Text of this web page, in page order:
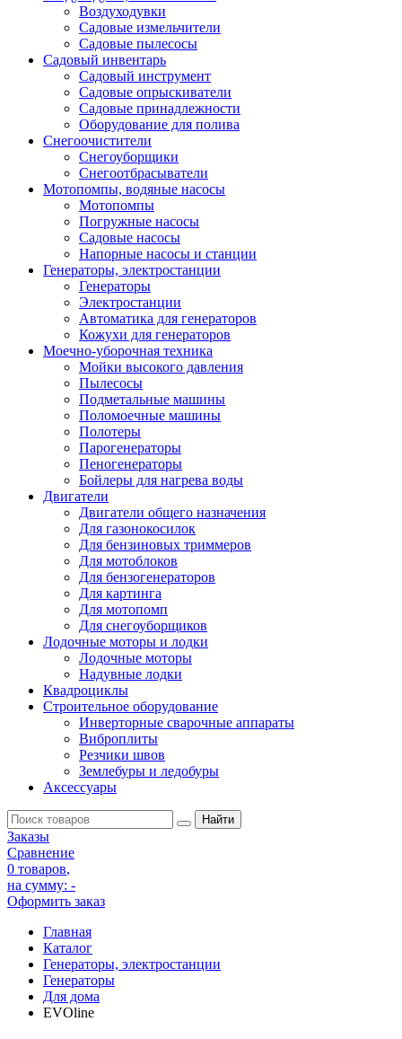
Воздуходувки
Садовые измельчители
Садовые пылесосы
Садовый инвентарь
Садовый инструмент
Садовые опрыскиватели
Садовые принадлежности
Оборудование для полива
Снегоочистители
Снегоуборщики
Снегоотбрасыватели
Мотопомпы, водяные насосы
Мотопомпы
Погружные насосы
Садовые насосы
Напорные насосы и станции
Генераторы, электростанции
Генераторы
Электростанции
Автоматика для генераторов
Кожухи для генераторов
Моечно-уборочная техника
Мойки высокого давления
Пылесосы
Подметальные машины
Поломоечные машины
Полотеры
Парогенераторы
Пеногенераторы
Бойлеры для нагрева воды
Двигатели
Двигатели общего назначения
Для газонокосилок
Для бензиновых триммеров
Для мотоблоков
Для бензогенераторов
Для картинга
Для мотопомп
Для снегоуборщиков
Лодочные моторы и лодки
Лодочные моторы
Надувные лодки
Квадроциклы
Строительное оборудование
Инверторные сварочные аппараты
Виброплиты
Резчики швов
Землебуры и ледобуры
Аксессуары
Заказы
Сравнение
0 товаров,
на сумму: -
Оформить заказ
Главная
Каталог
Генераторы, электростанции
Генераторы
Для дома
EVOline